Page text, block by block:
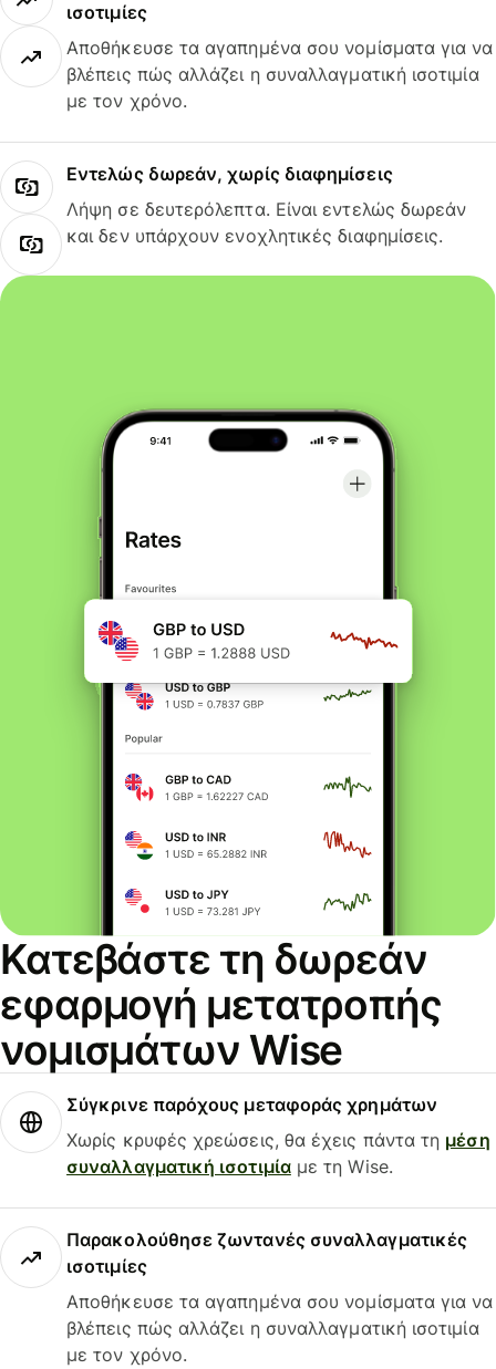
ισοτιμίες
Αποθήκευσε τα αγαπημένα σου νομίσματα για να
βλέπεις πώς αλλάζει η συναλλαγματική ισοτιμία
με τον χρόνο.
Εντελώς δωρεάν, χωρίς διαφημίσεις
Λήψη σε δευτερόλεπτα. Είναι εντελώς δωρεάν
και δεν υπάρχουν ενοχλητικές διαφημίσεις.
Κατεβάστε τη δωρεάν
εφαρμογή μετατροπής
νομισμάτων Wise
Σύγκρινε παρόχους μεταφοράς χρημάτων
Χωρίς κρυφές χρεώσεις, θα έχεις πάντα τη μέση
συναλλαγματική ισοτιμίαμε τη Wise.
Παρακολούθησε ζωντανές συναλλαγματικές
ισοτιμίες
Αποθήκευσε τα αγαπημένα σου νομίσματα για να
βλέπεις πώς αλλάζει η συναλλαγματική ισοτιμία
με τον χρόνο.